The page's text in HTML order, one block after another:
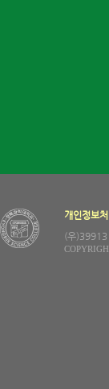
개인정보
(우